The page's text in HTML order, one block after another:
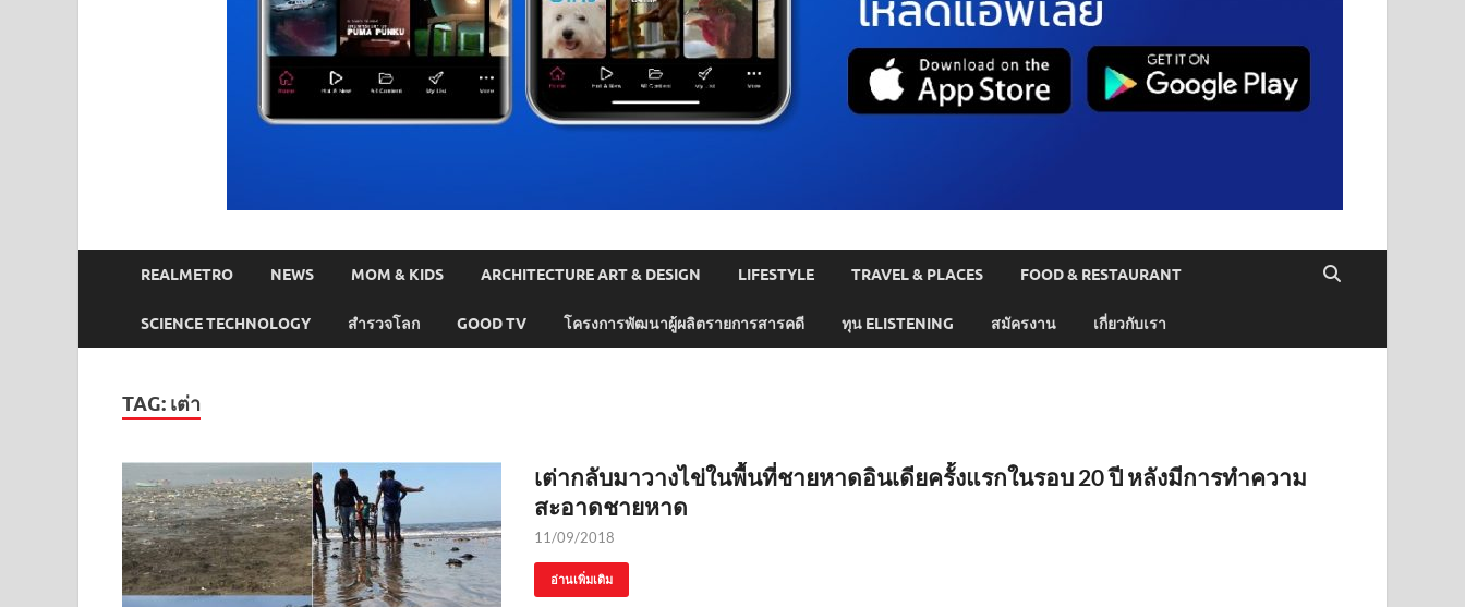
REALMETRO NEWS MOM & KIDS ARCHITECTURE ART & DESIGN LIFESTYLE TRAVEL & PLACES FOOD & RESTAURANT
SCIENCE TECHNOLOGY สำรวจโลก GOOD TV โครงการพัฒนาผู้ผลิตรายการสารคดี ทุน ELISTENING สมัครงาน เกี่ยวกับเรา
TAG: เต่า
เต่ากลับมาวางไข่ในพื้นที่ชายหาดอินเดียครั้งแรกในรอบ 20 ปี หลังมีการทำความ
สะอาดชายหาด
11/09/2018
อ่านเพิ่มเติม